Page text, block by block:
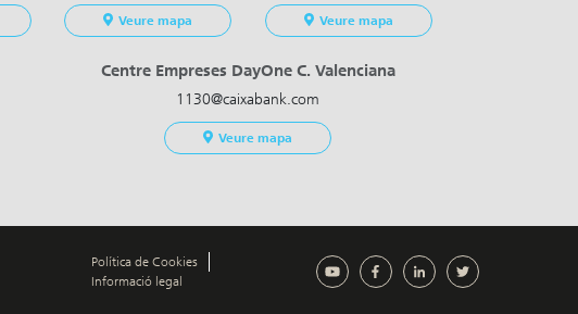
Veure mapa Veure mapa
Centre Empreses DayOne C. Valenciana
1130@caixabank.com
Veure mapa
Política de Cookies
Informació legal